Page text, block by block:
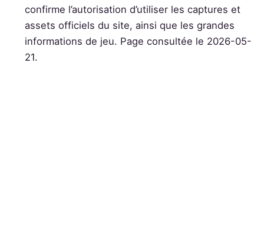
confirme l’autorisation d’utiliser les captures et
assets officiels du site, ainsi que les grandes
informations de jeu. Page consultée le 2026-05-
21.